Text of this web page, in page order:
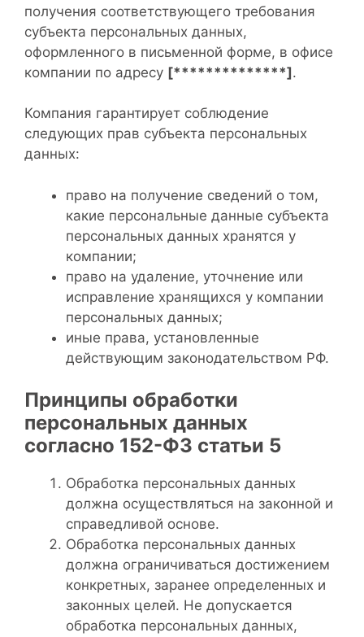
получения соответствующего требования
субъекта персональных данных,
оформленного в письменной форме, в офисе
компании по адресу [**************].
Компания гарантирует соблюдение
следующих прав субъекта персональных
данных:
право на получение сведений о том,
какие персональные данные субъекта
персональных данных хранятся у
компании;
право на удаление, уточнение или
исправление хранящихся у компании
персональных данных;
иные права, установленные
действующим законодательством РФ.
Принципы обработки
персональных данных
согласно 152-ФЗ статьи 5
Обработка персональных данных
должна осуществляться на законной и
справедливой основе.
Обработка персональных данных
должна ограничиваться достижением
конкретных, заранее определенных и
законных целей. Не допускается
обработка персональных данных,